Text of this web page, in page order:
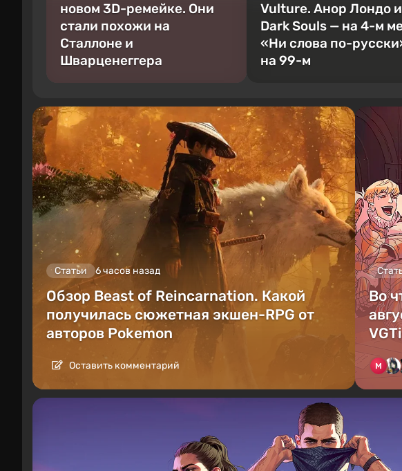
новом 3D-ремейке. Они
стали похожи на
Сталлоне и
Шварценеггера
Vulture. Анор Лондо
Dark Souls — на 4-м
«Ни слова по-
на 99-м
Статьи 6 часов назад
Обзор Beast of Reincarnation. Какой
получилась сюжетная экшен-RPG от
авторов Pokemon
Оставить комментарий
Во